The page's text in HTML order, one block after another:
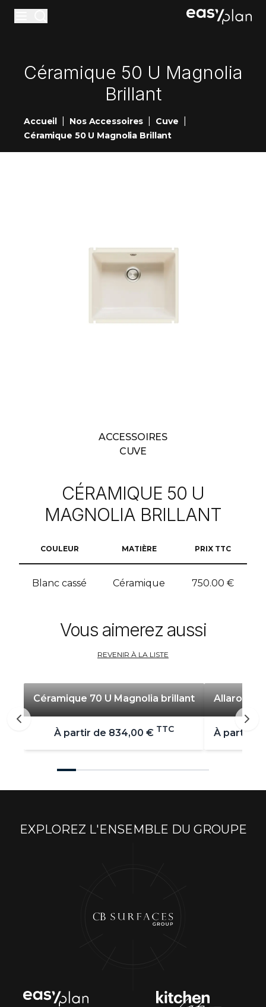
Accessoires
Réalisations
Céramique 50 U Magnolia
Brillant
Accueil Nos Accessoires Cuve
Céramique 50 U Magnolia Brillant
ACCESSOIRES
CUVE
CÉRAMIQUE 50 U
MAGNOLIA BRILLANT
COULEUR
Blanc cassé
MATIÈRE
Céramique
PRIX TTC
750.00 €
Vous aimerez aussi
REVENIR À LA LISTE
Céramique 70 U Magnolia brillant
À partir de 834,00 € TTC
Allaro
À partir de
EXPLOREZ L'ENSEMBLE DU GROUPE